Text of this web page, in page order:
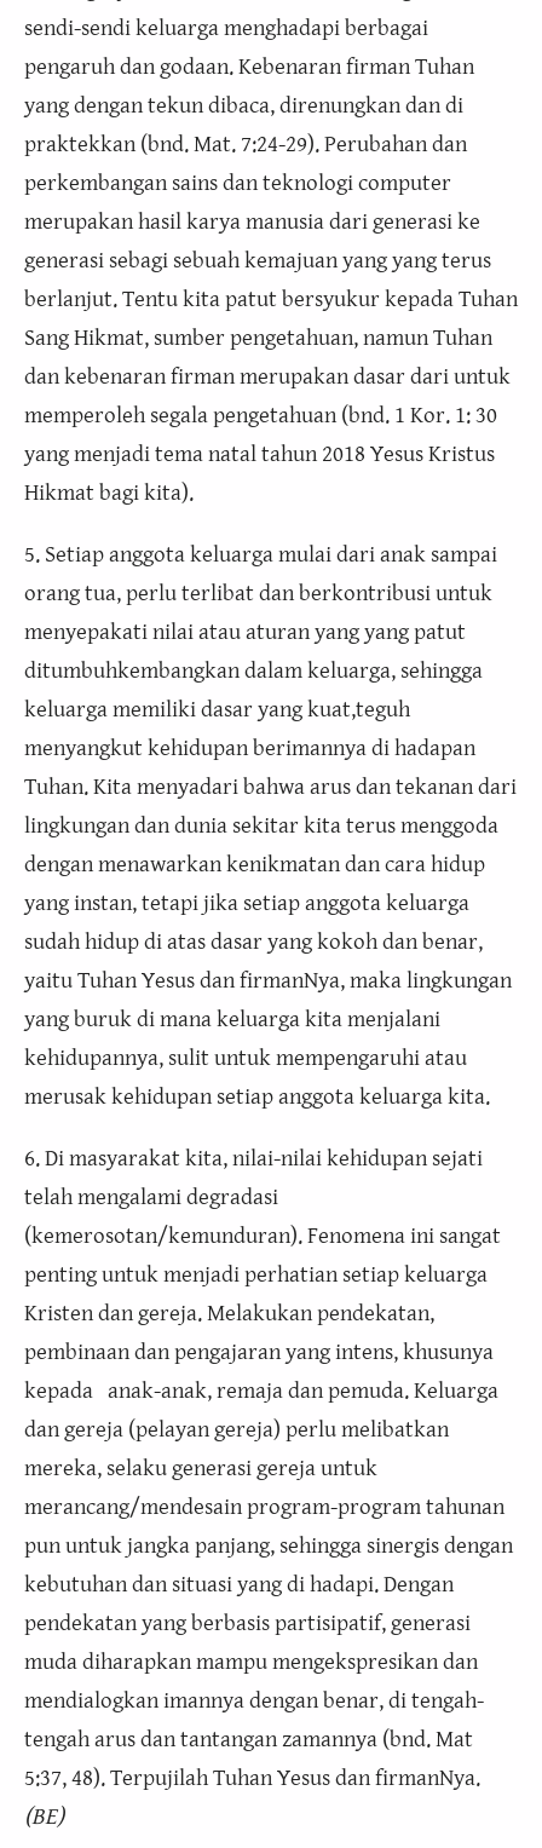
sendi-sendi keluarga menghadapi berbagai
pengaruh dan godaan. Kebenaran firman Tuhan
yang dengan tekun dibaca, direnungkan dan di
praktekkan (bnd. Mat. 7:24-29). Perubahan dan
perkembangan sains dan teknologi computer
merupakan hasil karya manusia dari generasi ke
generasi sebagi sebuah kemajuan yang yang terus
berlanjut. Tentu kita patut bersyukur kepada Tuhan
Sang Hikmat, sumber pengetahuan, namun Tuhan
dan kebenaran firman merupakan dasar dari untuk
memperoleh segala pengetahuan (bnd. 1 Kor. 1: 30
yang menjadi tema natal tahun 2018 Yesus Kristus
Hikmat bagi kita).
5. Setiap anggota keluarga mulai dari anak sampai
orang tua, perlu terlibat dan berkontribusi untuk
menyepakati nilai atau aturan yang yang patut
ditumbuhkembangkan dalam keluarga, sehingga
keluarga memiliki dasar yang kuat,teguh
menyangkut kehidupan berimannya di hadapan
Tuhan. Kita menyadari bahwa arus dan tekanan dari
lingkungan dan dunia sekitar kita terus menggoda
dengan menawarkan kenikmatan dan cara hidup
yang instan, tetapi jika setiap anggota keluarga
sudah hidup di atas dasar yang kokoh dan benar,
yaitu Tuhan Yesus dan firmanNya, maka lingkungan
yang buruk di mana keluarga kita menjalani
kehidupannya, sulit untuk mempengaruhi atau
merusak kehidupan setiap anggota keluarga kita.
6. Di masyarakat kita, nilai-nilai kehidupan sejati
telah mengalami degradasi
(kemerosotan/kemunduran). Fenomena ini sangat
penting untuk menjadi perhatian setiap keluarga
Kristen dan gereja. Melakukan pendekatan,
pembinaan dan pengajaran yang intens, khusunya
kepada anak-anak, remaja dan pemuda. Keluarga
dan gereja (pelayan gereja) perlu melibatkan
mereka, selaku generasi gereja untuk
merancang/mendesain program-program tahunan
pun untuk jangka panjang, sehingga sinergis dengan
kebutuhan dan situasi yang di hadapi. Dengan
pendekatan yang berbasis partisipatif, generasi
muda diharapkan mampu mengekspresikan dan
mendialogkan imannya dengan benar, di tengah-
tengah arus dan tantangan zamannya (bnd. Mat
5:37, 48). Terpujilah Tuhan Yesus dan firmanNya.
(BE)